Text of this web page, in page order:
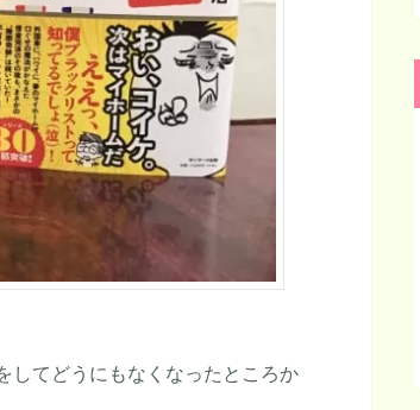
してどうにもなくなったところか